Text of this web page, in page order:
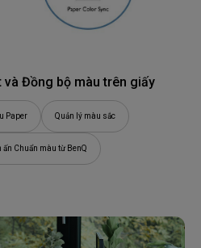
và Đồng bộ màu trên giấy
Paper Quản lý màu sắc
ấn Chuẩn màu từ BenQ